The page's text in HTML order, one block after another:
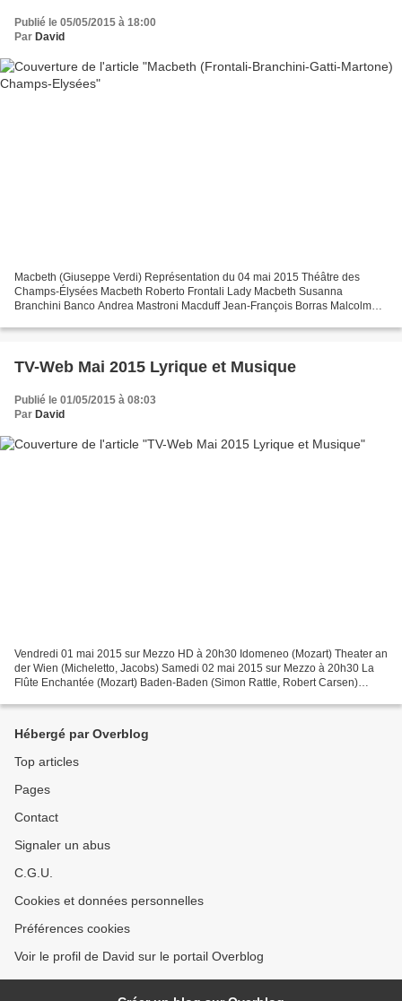
Publié le 05/05/2015 à 18:00
Par David
Macbeth (Giuseppe Verdi) Représentation du 04 mai 2015 Théâtre des
Champs-Élysées Macbeth Roberto Frontali Lady Macbeth Susanna
Branchini Banco Andrea Mastroni Macduff Jean-François Borras Malcolm
TV-Web Mai 2015 Lyrique et Musique
Publié le 01/05/2015 à 08:03
Par David
Vendredi 01 mai 2015 sur Mezzo HD à 20h30 Idomeneo (Mozart) Theater an
der Wien (Micheletto, Jacobs) Samedi 02 mai 2015 sur Mezzo à 20h30 La
Flûte Enchantée (Mozart) Baden-Baden (Simon Rattle, Robert Carsen)
Hébergé par Overblog
Top articles
Pages
Contact
Signaler un abus
C.G.U.
Cookies et données personnelles
Préférences cookies
Voir le profil de David sur le portail Overblog